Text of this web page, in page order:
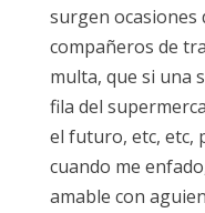
surgen ocasiones
compañeros de
multa, que si una
fila del
el futuro, etc, etc,
cuando me
amable con